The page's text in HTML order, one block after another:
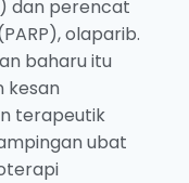
dan perencat
olaparib.
baharu itu
kesan
terapeutik
ubat